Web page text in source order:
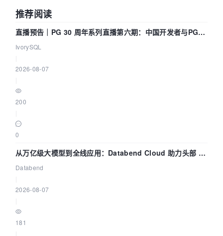
推荐阅读
直播预告｜PG 30 周年系列直播第六期：中国开发者与PG内
核——我们改得动吗？我们贡献了什么？
IvorySQL
2026-08-07
200
0
从万亿级大模型到全线应用：Databend Cloud 助力头部 AI
企业构建全链路 Trace 数据管道
Databend
2026-08-07
181